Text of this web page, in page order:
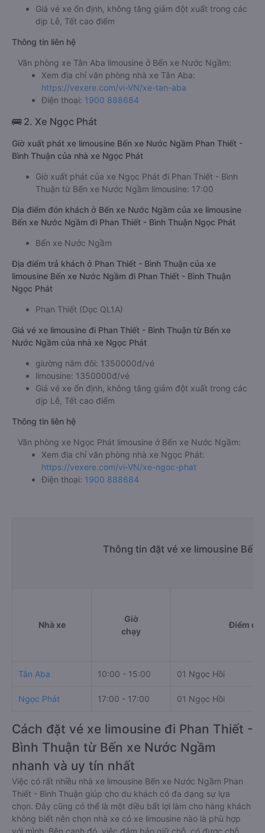
Nước Ngầm của nhà xe Tân Aba
giường nằm: 1350000đ/vé
limousine: 1350000đ/vé
dịp Lễ, Tết cao điểm
Thông tin liên hệ
Văn phòng xe Tân Aba limousine ở Bến xe Nước Ngầm:
Xem địa chỉ văn phòng nhà xe Tân Aba:
https://vexere.com/vi-VN/xe-tan-aba
Điện thoại:1900 888684
🚌 2. Xe Ngọc Phát
Giờ xuất phát xe limousine Bến xe Nước Ngầm Phan Thiết -
Giờ xuất phát của xe Ngọc Phát đi Phan Thiết - Bình
Bến xe Nước Ngầm đi Phan Thiết - Bình Thuận Ngọc Phát
Bến xe Nước Ngầm
Địa điểm trả khách ở Phan Thiết - Bình Thuận của xe
Ngọc Phát
Giá vé xe limousine đi Phan Thiết - Bình Thuận từ Bến xe
Nước Ngầm của nhà xe Ngọc Phát
giường nằm đôi: 1350000đ/vé
limousine: 1350000đ/vé
dịp Lễ, Tết cao điểm
Thông tin liên hệ
Văn phòng xe Ngọc Phát limousine ở Bến xe Nước Ngầm:
chạy
Ngọc Phát 17:00 - 17:00 01 Ngọc Hồi
Cách đặt vé xe limousine đi Phan Thiết -
Bình Thuận từ Bến xe Nước Ngầm
nhanh và uy tín nhất
Việc có rất nhiều nhà xe limousine Bến xe Nước Ngầm Phan